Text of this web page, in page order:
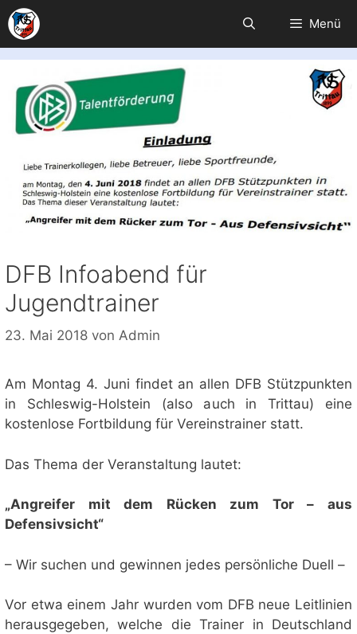
Zum
Inhalt
springen
Menü
DFB Infoabend für
Jugendtrainer
23. Mai 2018 von Admin
Am Montag 4. Juni findet an allen DFB Stützpunkten
in Schleswig-Holstein (also auch in Trittau) eine
kostenlose Fortbildung für Vereinstrainer statt.
Das Thema der Veranstaltung lautet:
„Angreifer mit dem Rücken zum Tor – aus
Defensivsicht“
– Wir suchen und gewinnen jedes persönliche Duell –
Vor etwa einem Jahr wurden vom DFB neue Leitlinien
herausgegeben, welche die Trainer in Deutschland